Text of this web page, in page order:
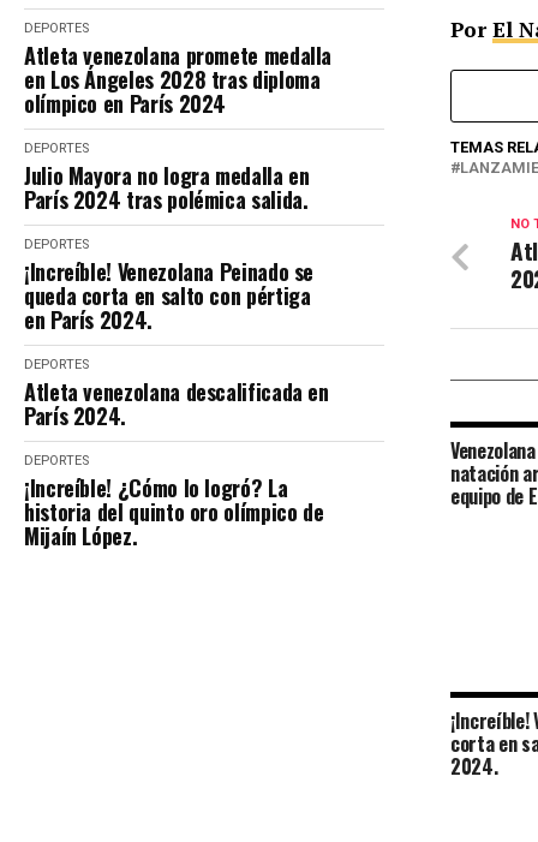
DEPORTES
Atleta venezolana promete medalla
en Los Ángeles 2028 tras diploma
olímpico en París 2024
DEPORTES
Julio Mayora no logra medalla en
París 2024 tras polémica salida.
DEPORTES
¡Increíble! Venezolana Peinado se
queda corta en salto con pértiga
en París 2024.
DEPORTES
Atleta venezolana descalificada en
París 2024.
DEPORTES
¡Increíble! ¿Cómo lo logró? La
historia del quinto oro olímpico de
Mijaín López.
PorEl
TEMAS
NO
natación
equipo de
¡Increíble!
corta en
2024.